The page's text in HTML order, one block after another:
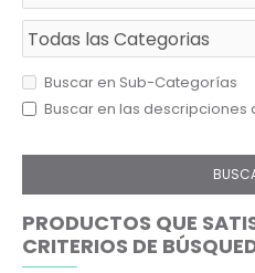
Buscar en Sub-Categorías
Buscar en las descripciones
PRODUCTOS QUE
CRITERIOS DE